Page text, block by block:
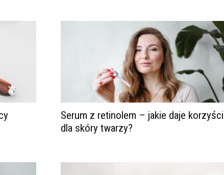
Serum z retinolem – jakie daje korzyści
dla skóry twarzy?